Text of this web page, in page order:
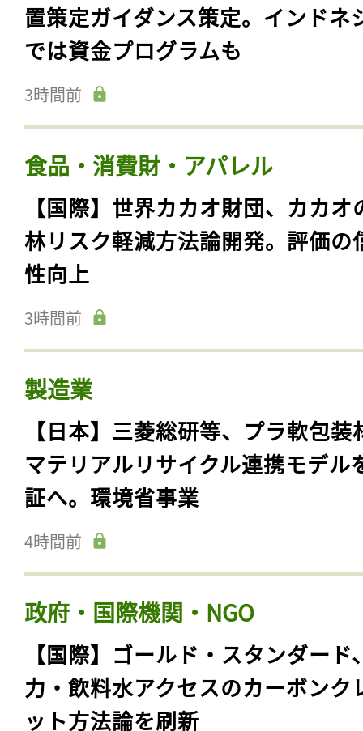
置策定ガイダンス策定。インドネ
では資金プログラムも
3時間前
食品・消費財・アパレル
【国際】世界カカオ財団、カカオ
林リスク軽減方法論開発。評価の
性向上
3時間前
製造業
【日本】三菱総研等、プラ軟包装
マテリアルリサイクル連携モデル
証へ。環境省事業
4時間前
政府・国際機関・NGO
【国際】ゴールド・スタンダード
力・飲料水アクセスのカーボンク
ット方法論を刷新